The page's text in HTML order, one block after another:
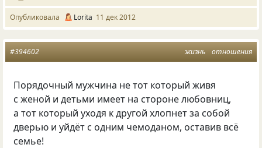
Опубликовала Lorita 11 дек 2012
жизнь отношения
#394602
Порядочный мужчина не тот который живя
с женой и детьми имеет на стороне любовниц,
а тот который уходя к другой хлопнет за собой
дверью и уйдёт с одним чемоданом, оставив всё
семье!